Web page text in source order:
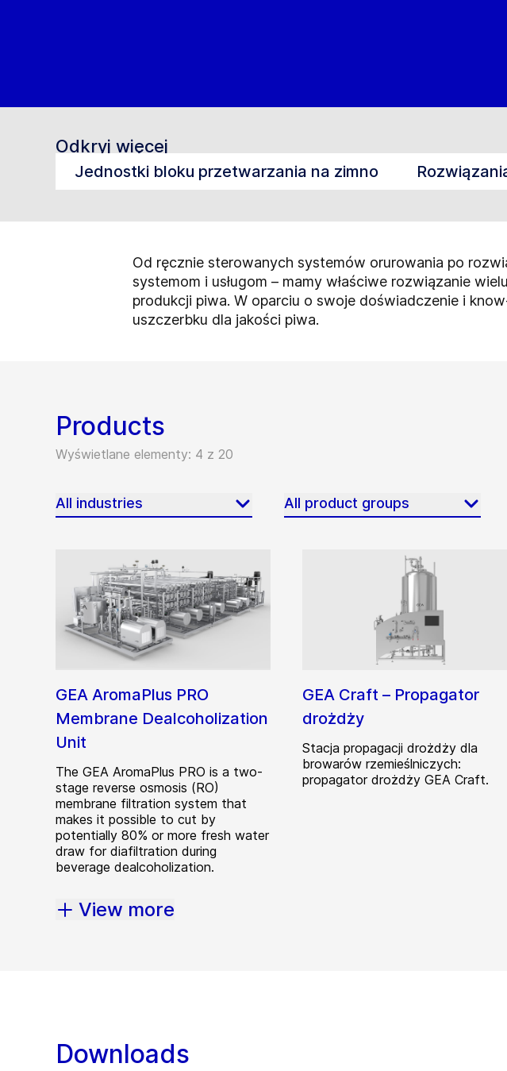
Odkryj więcej
Jednostki bloku przetwarzania na zimno
Od ręcznie sterowanych systemów orurowania po
systemom i usługom – mamy właściwe rozwiązanie
produkcji piwa. W oparciu o swoje doświadczenie i
uszczerbku dla jakości piwa.
Products
Wyświetlane elementy: 4 z 20
All industries All product groups
GEA AromaPlus PRO
Membrane Dealcoholization
Unit
The GEA AromaPlus PRO is a two-
stage reverse osmosis (RO)
membrane filtration system that
makes it possible to cut by
potentially 80% or more fresh water
draw for diafiltration during
beverage dealcoholization.
GEA Craft – Propagator
drożdży
Stacja propagacji drożdży dla
browarów rzemieślniczych:
propagator drożdży GEA Craft.
View more
Downloads